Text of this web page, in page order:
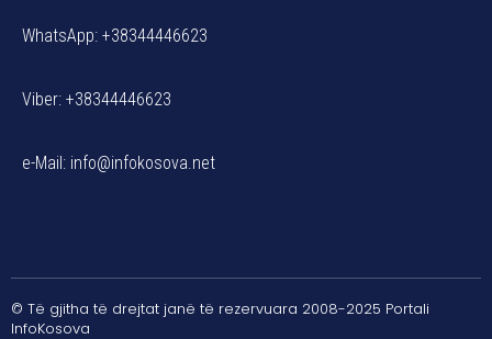
WhatsApp: +38344446623
Viber: +38344446623
e-Mail: info@infokosova.net
© Të gjitha të drejtat janë të rezervuara 2008-2025 Portali
InfoKosova